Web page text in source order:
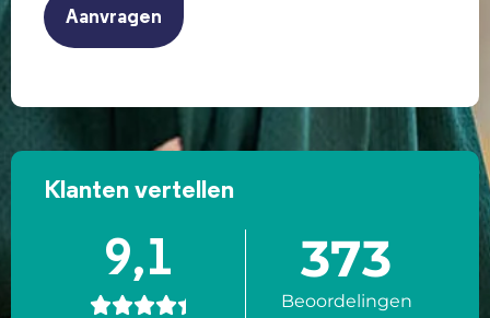
Klanten vertellen
9,1

373
Beoordelingen